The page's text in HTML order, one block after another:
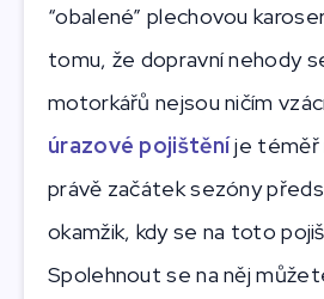
“obalené” plechovou
tomu, že dopravní nehody
motorkářů nejsou ničím
úrazové pojištěníje téměř
právě začátek sezóny
okamžik, kdy se na toto
Spolehnout se na něj